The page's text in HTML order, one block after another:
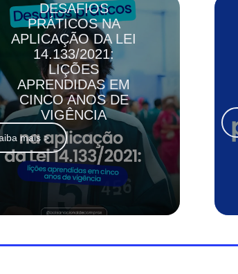
DESAFIOS
PRÁTICOS NA
APLICAÇÃO DA LEI
14.133/2021:
LIÇÕES
APRENDIDAS EM
CINCO ANOS DE
VIGÊNCIA
mais >